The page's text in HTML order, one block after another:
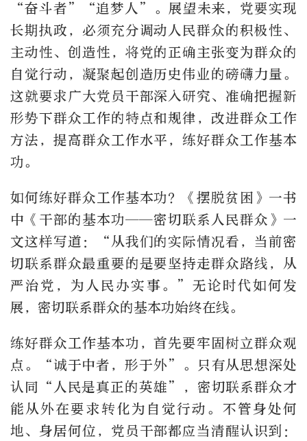
“奋斗者”“追梦人”。展望未来，党要实现
长期执政，必须充分调动人民群众的积极性、
主动性、创造性，将党的正确主张变为群众的
自觉行动，凝聚起创造历史伟业的磅礴力量。
这就要求广大党员干部深入研究、准确把握新
形势下群众工作的特点和规律，改进群众工作
方法，提高群众工作水平，练好群众工作基本
功。
如何练好群众工作基本功？《摆脱贫困》一书
中《干部的基本功——密切联系人民群众》一
文这样写道：“从我们的实际情况看，当前密
切联系群众最重要的是要坚持走群众路线，从
严治党，为人民办实事。”无论时代如何发
展，密切联系群众的基本功始终在线。
练好群众工作基本功，首先要牢固树立群众观
点。“诚于中者，形于外”。只有从思想深处
认同“人民是真正的英雄”，密切联系群众才
能从外在要求转化为自觉行动。不管身处何
地、身居何位，党员干部都应当清醒认识到：